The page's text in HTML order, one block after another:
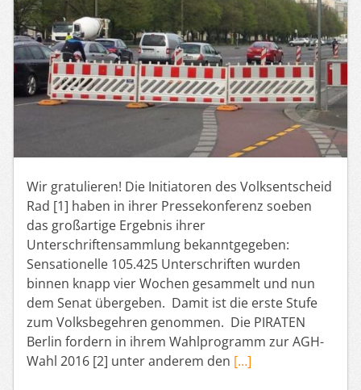
Wir gratulieren! Die Initiatoren des Volksentscheid
Rad [1] haben in ihrer Pressekonferenz soeben
das großartige Ergebnis ihrer
Unterschriftensammlung bekanntgegeben:
Sensationelle 105.425 Unterschriften wurden
binnen knapp vier Wochen gesammelt und nun
dem Senat übergeben. Damit ist die erste Stufe
zum Volksbegehren genommen. Die PIRATEN
Berlin fordern in ihrem Wahlprogramm zur AGH-
Wahl 2016 [2] unter anderem den […]